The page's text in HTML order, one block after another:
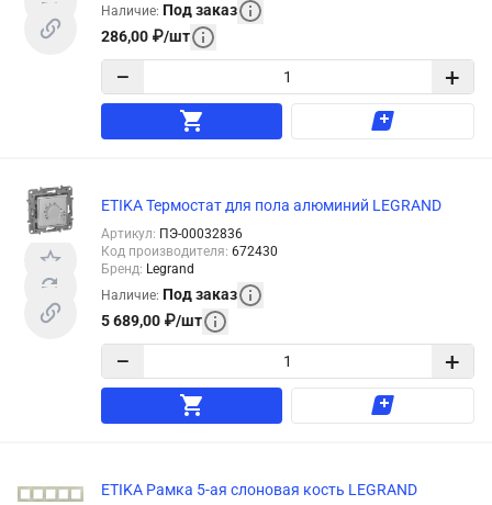
Наличие: Под заказ
286,00 ₽/шт
− +
ETIKA Термостат для пола алюминий LEGRAND
Артикул: ПЭ-00032836
Код производителя: 672430
Бренд: Legrand
Наличие: Под заказ
5 689,00 ₽/шт
− +
ETIKA Рамка 5-ая слоновая кость LEGRAND